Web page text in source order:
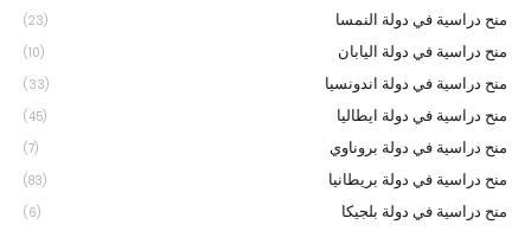
منح دراسية في دولة النمسا (23)
منح دراسية في دولة اليابان (10)
منح دراسية في دولة اندونسيا (33)
منح دراسية في دولة ايطاليا (45)
منح دراسية في دولة بروناوي (7)
منح دراسية في دولة بريطانيا (83)
منح دراسية في دولة بلجيكا (6)